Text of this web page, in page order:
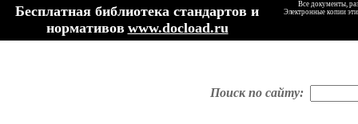
Бесплатная библиотека стандартов и
нормативов www.docload.ru
Все документы,
Электронные копии
Поиск по сайту: